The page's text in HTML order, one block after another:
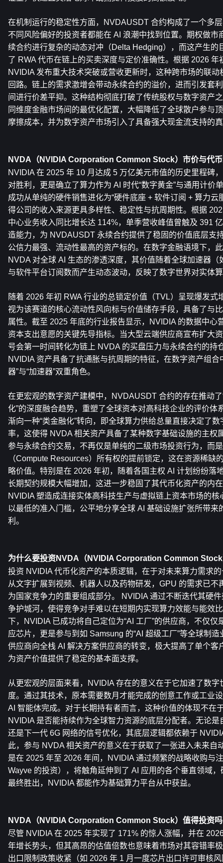
在机制运行的稳定性方面，NVDAUSDT 合约构成了一个多
不同风险偏好的投资者都能在 AI 浪潮中找到位置。期权做市
续合约进行复杂的动态对冲（Delta Hedging），而这产生的
了 RWA 代币在链上的买卖深度与定价准确性。根据 2026 年
NVIDIA 发布重大技术突破或营收更新时，这种跨市场的联
回路。链上的需求激增会带动永续合约的溢价，进而引发套
间进行价差平抑。这种结构彻底打破了传统股权与数字资产
同维度金融市场间的最优化配置，大幅降低了全球散户参与
摩擦成本，并为数字资产市场引入了具备强大现金流支持的
NVDA（NVIDIA Corporation Common Stock）市价与代
NVIDIA 在 2025 年 10 月达成 5 万亿美元市值的历史里程碑
对胜利，更是确立了算力作为 AI 时代“数字黄金”与通用计价
成功从单纯的硬件销售进化为“硬件底座 + 软件订阅 + 算力云
得公司的收入来源更具多样性、稳定性与抗周期性。根据
中心业务收入同比增长达 114%，单季营收峰值曾触及 391
造能力，为 NVDAUSDT 永续合约提供了稳固的价值底层支
公信力最强、流动性最高的资产标的。在数字金融语境下，
NVDA 对全球 AI 生态的渗透深度，其价值随着全球加速器（
与软件平台订阅数而产生动态波动，反映了数字世界对实体
随着 2026 年初 RWA 行业的总锁定价值（TVL）呈现爆发式
视为该赛道的核心流动性风向标与价值储存手段，具备了与
属性。截至 2025 年底的行业报告显示，NVIDIA 的数据中心
资本支出意愿的关键先导指标。当大型云端供应商宣布扩大
号会第一时间转化为链上 NVDA 的买盘压力与永续合约的持
NVIDIA 资产具备了抗通胀与抗周期的特征，在数字资产组合
器”与“加速器”双重角色。
在更宏观的数字资产建模中，NVDAUSDT 合约的存在推动了
化”的深度融合趋势，重塑了全球资本对高科技企业的评价体
渐向一种“类金融化”转向，即全球算力供给总量直接决定了
率，这使得 NVDA 相关资产具备了某种数字基础设施的主权
参与永续合约交易，不再仅是单纯的二级市场投资行为，而
（Compute Resources）所有权的提前锁定，这在资源稀缺
略价值。特别是在 2026 年初，随着各国主权 AI 计划纷纷落
长期契约规模大幅增加，这进一步稳固了其代币化资产的内
NVIDIA 塑造成连接实体高科技生产与虚拟链上资本市场的核
以最低的准入门槛，公平地分享全球 AI 基础设施扩张所带来
利。
为什么要投资NVDA（NVIDIA Corporation Common
投资 NVIDIA 代币化资产的本质逻辑，在于对未来算力需求
从文字扩展到视频、机器人以及药物研发，GPU 的需求已不
为国家竞争力的重要组成部分。 NVIDIA 通过不断迭代其硬
争护城河，使得竞争对手难以在短期内实现算力效能与能效
下，NVIDIA 已成功将自己定位为“AI 工厂”的供应商，不仅仅
应芯片，更是参与到如 Samsung 的“AI 超级工厂”等全球制
供应商向全栈 AI 解决方案供应商的转变，极大提高了单个客
为资产价值提供了稳定的基本面支撑。
从更宏观的层面来看，NVIDIA 存在的意义在于它加速了数
度。通过其技术，原本需要数月才能完成的创意工作或工业
AI 智能体完成。对于长期持有者而言，这种价值的体现不在
NVIDIA 是否能持续作为全球智力资源的底层分配者。无论
还是下一代 6G 网络的信号优化，其底层逻辑都依赖于
此，参与 NVDA 相关资产的意义在于获取了一张进入未来自
是在 2025 年至 2026 年间，NVIDIA 通过频繁的战略收购与
Wayve 的投资），将触角延伸到了 AI 应用的各个垂直领域
最终胜出，NVIDIA 都能作为基础算力平台从中获益。
NVDA（NVIDIA Corporation Common Stock）值得投资
尽管 NVIDIA 在 2025 年实现了 171% 的惊人涨幅，并在
年增长势头，但其高昂的估值倍数也意味着市场对其容错率
出口限制政策收紧（如 2026 年 1 月一度芯片出口许可审核